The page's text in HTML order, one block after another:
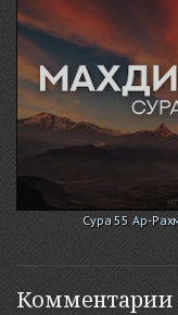
Сура 55 Ар-
Комментарии